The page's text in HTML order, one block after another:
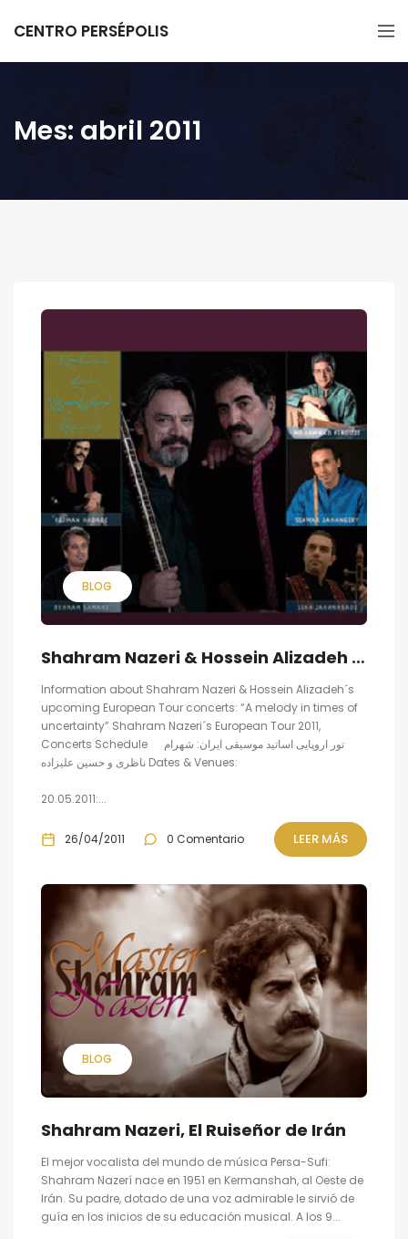
CENTRO PERSÉPOLIS
Mes: abril 2011
BLOG
Shahram Nazeri & Hossein Alizadeh in Europe, May 2011
Information about Shahram Nazeri & Hossein Alizadeh´s
upcoming European Tour concerts: “A melody in times of
uncertainty” Shahram Nazeri´s European Tour 2011,
Concerts Schedule تور اروپایی اساتید موسیقی ایران: شهرام
ناظری و حسین علیزاده Dates & Venues:
20.05.2011:...
26/04/2011 0 Comentario LEER MÁS
BLOG
Shahram Nazeri, El Ruiseñor de Irán
El mejor vocalista del mundo de música Persa-Sufi:
Shahram Nazerí nace en 1951 en Kermanshah, al Oeste de
Irán. Su padre, dotado de una voz admirable le sirvió de
guía en los inicios de su educación musical. A los 9...